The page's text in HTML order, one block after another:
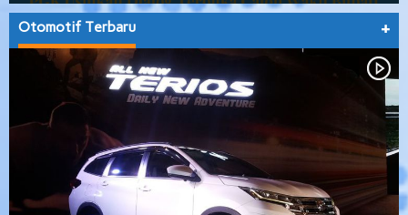
Otomotif Terbaru +